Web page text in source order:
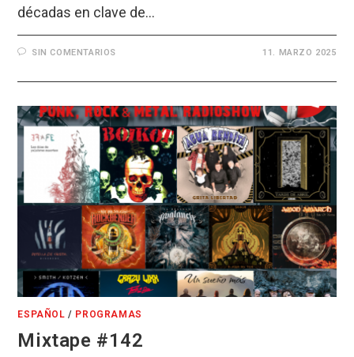
décadas en clave de…
SIN COMENTARIOS 11. MARZO 2025
ESPAÑOL / PROGRAMAS
Mixtape #142